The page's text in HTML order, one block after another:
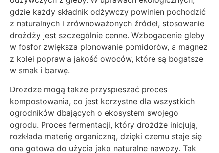
gdzie każdy składnik odżywczy powinien pochodzić
z naturalnych i zrównoważonych źródeł, stosowanie
drożdży jest szczególnie cenne. Wzbogacenie gleby
w fosfor zwiększa plonowanie pomidorów, a magnez
z kolei poprawia jakość owoców, które są bogatsze
w smak i barwę.
Drożdże mogą także przyspieszać proces
kompostowania, co jest korzystne dla wszystkich
ogrodników dbających o ekosystem swojego
ogrodu. Proces fermentacji, który drożdże inicjują,
rozkłada materię organiczną, dzięki czemu staje się
ona gotowa do użycia jako naturalne nawozy. Tak